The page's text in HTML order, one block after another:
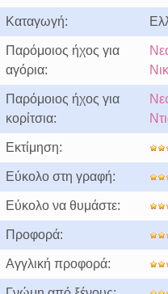
Καταγωγή:
Παρόμοιος ήχος για
αγόρια:
Παρόμοιος ήχος για
κορίτσια:
Εκτίμηση:
Εύκολο στη γραφή:
Εύκολο να θυμάστε:
Προφορά:
Αγγλική προφορά: